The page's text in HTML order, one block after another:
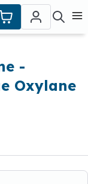
-
Oxylane